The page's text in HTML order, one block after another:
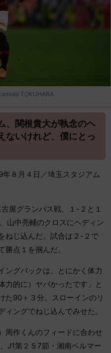
TOKUHARA
、関根貴大が執念のヘ
ないけれど、僕にとっ
８月４日／埼玉スタジアム
屋グランパス戦、１-２と１
山中亮輔のクロスにヘディン
ねじ込んだ。試合は２-２で
点１を掴んだ。
グバックは、とにかく体力
力的に）ヤバかったです」と
た90＋３分、スローインのリ
ングでねじ込んでみせた。
周作くんのフィードに合わせ
J1第２Ｓ7節・湘南ベルマー